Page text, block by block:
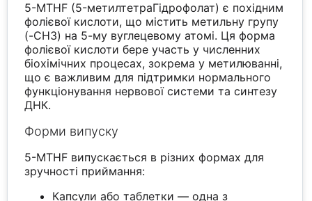
5-MTHF (5-метилтетраГідрофолат) є похідним
фолієвої кислоти, що містить метильну групу
(-CH3) на 5-му вуглецевому атомі. Ця форма
фолієвої кислоти бере участь у численних
біохімічних процесах, зокрема у метилюванні,
що є важливим для підтримки нормального
функціонування нервової системи та синтезу
ДНК.
Форми випуску
5-MTHF випускається в різних формах для
зручності приймання:
Капсули або таблетки — одна з